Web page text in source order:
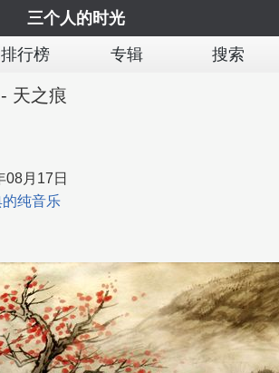
三个人的时光
排行榜 专辑 搜索
天之痕
08月17日
纯音乐